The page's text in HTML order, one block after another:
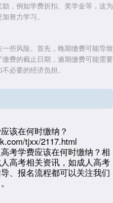
，例如学费折扣、奖学金等，这为
努力学习。
些风险。首先，晚期缴费可能导致
费的截止日期，逾期缴费可能需要
必要的经济负担。
，我们可以得出最佳缴费时间。
，以确保缴费及时到账。这样做不
以避免不必要的经济负担。
学费缴纳的具体时间，并根据自
己经济状况较好的时期提前缴纳，
该在何时缴纳？
tjxx/2117.html
考学费应该在何时缴纳？相
高考相关资讯，如成人高考
、报名流程都可以关注我们